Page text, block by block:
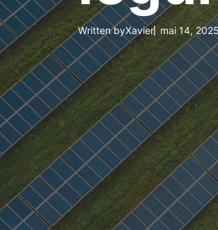
Written byXavier mai 14, 2025